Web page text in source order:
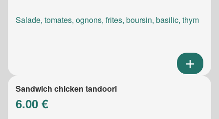
Salade, tomates, ognons, frites, boursin, basilic, thym
Sandwich chicken tandoori
6.00 €